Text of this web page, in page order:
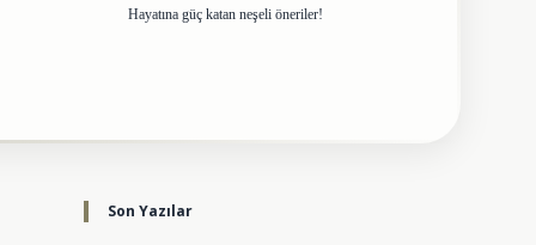
Hayatına güç katan neşeli öneriler!
Sidebar
Son Yazılar